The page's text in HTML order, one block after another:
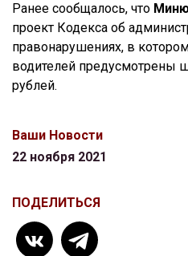
Ранее сообщалось, что
проект Кодекса об
правонарушениях, в
водителей предусмотрены
рублей.
Ваши Новости
22 ноября 2021
ПОДЕЛИТЬСЯ